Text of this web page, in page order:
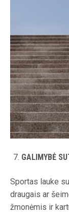
GALIMYBĖ
Sportas lauke
draugais ar
žmonėmis ir